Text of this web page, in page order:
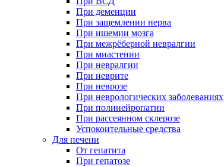
При деменции
При защемлении нерва
При ишемии мозга
При межрёберной невралгии
При миастении
При невралгии
При неврите
При неврозе
При неврологических заболеваниях
При полинейропатии
При рассеянном склерозе
Успокоительные средства
Для печени
От гепатита
При гепатозе